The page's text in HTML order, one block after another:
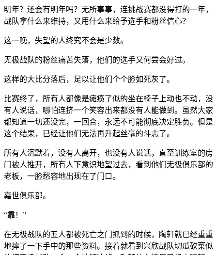
明年？还会有明年吗？无所事事，连挑战赛都没得打的一年，
战队拿什么来维持，又用什么来给予选手和粉丝信心？
这一晚，失望的人终究不会是少数。
无极战队的粉丝痛苦失落，他们的选手又何尝会好过。
这样的大比分落后，足以让他们个个脸如死灰了。
比赛终了，所有人都像是瘫痪了似的坐在椅子上动也不动，没
有人说话，哪怕连挤一个笑容出来都没有人能做到。虽然大家
都知道一切还没完，一回合，永远不可能彻底决定胜负。但是
这个结果，已经让他们无法再升起丝毫的斗志了。
所有人沉默着，没有人离开，也没有人说话，直至训练室的房
门被人推开，所有人下意识地望过去，看到他们无极俱乐部的
老板，一脸愁容地出现在了门口。
嘉世俱乐部。
“靠！”
在无极战队的五人都被死亡之门抓到的时候，陶轩就已经重重
地摔了一下手中的那些资料。接着就看到兴欣战队切瓜砍菜似